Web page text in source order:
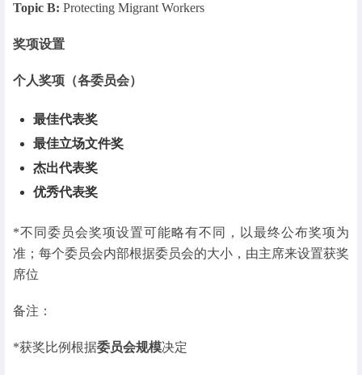
Topic B: Protecting Migrant Workers
奖项设置
个人奖项（各委员会）
最佳代表奖
最佳立场文件奖
杰出代表奖
优秀代表奖
*不同委员会奖项设置可能略有不同，以最终公布奖项为
准；每个委员会内部根据委员会的大小，由主席来设置获奖
席位
备注：
*获奖比例根据委员会规模决定